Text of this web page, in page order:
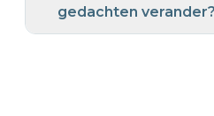
gedachten verander?